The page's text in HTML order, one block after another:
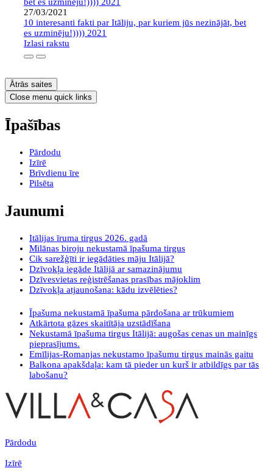
27/03/2021
10 interesanti fakti par Itāliju, par kuriem jūs nezinājāt, bet
es uzminēju!)))) 2021
Izlasi rakstu
Ātrās saites
Close menu quick links
Īpašības
Pārdodu
Izīrē
Brīvdienu īre
Pilsēta
Jaunumi
Itālijas īruma tirgus 2026. gadā
Milānas biroju nekustamā īpašuma tirgus
Cik sarežģīti ir iegādāties māju Itālijā?
Dzīvokļa iegāde Itālijā ar samazinājumu
Dzīvesvietas reģistrēšanas prasības mājoklim
Dzīvokļa atjaunošana: kādu izvēlēties?
Īpašuma nekustamā īpašuma pārdošana ar trūkumiem
Atkārtota gāzes skaitītāja uzstādīšana
Nekustamā īpašuma tirgus Itālijā: augošas cenas un mainīgs
pieprasījums.
Emīlijas-Romanjas nekustamo īpašumu tirgus mainās gaitu
Balkona apakšdaļa: kam tā pieder un kurš ir atbildīgs par tās
labošanu?
Pārdodu
Izīrē